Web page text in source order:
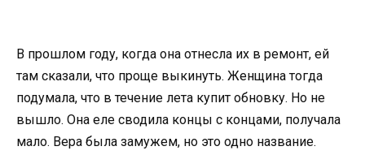
В прошлом году, когда она отнесла их в ремонт, ей
там сказали, что проще выкинуть. Женщина тогда
подумала, что в течение лета купит обновку. Но не
вышло. Она еле сводила концы с концами, получала
мало. Вера была замужем, но это одно название.